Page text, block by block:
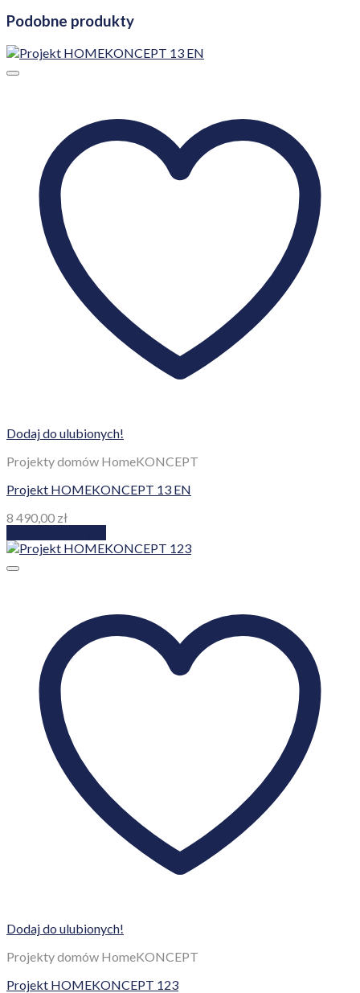
Podobne produkty
Dodaj do ulubionych!
Projekty domów HomeKONCEPT
Projekt HOMEKONCEPT 13 EN
8 490,00 zł
Dodaj do ulubionych!
Projekty domów HomeKONCEPT
Projekt HOMEKONCEPT 123